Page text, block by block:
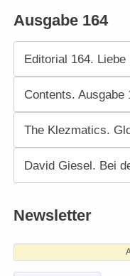
Ausgabe 164
Editorial 164.
Contents. Ausgabe
The Klezmatics.
David Giesel. Bei
Newsletter